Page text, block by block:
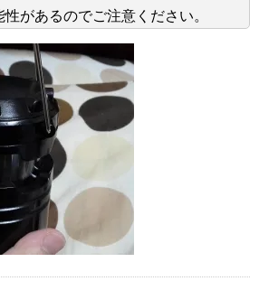
があるのでご注意ください。